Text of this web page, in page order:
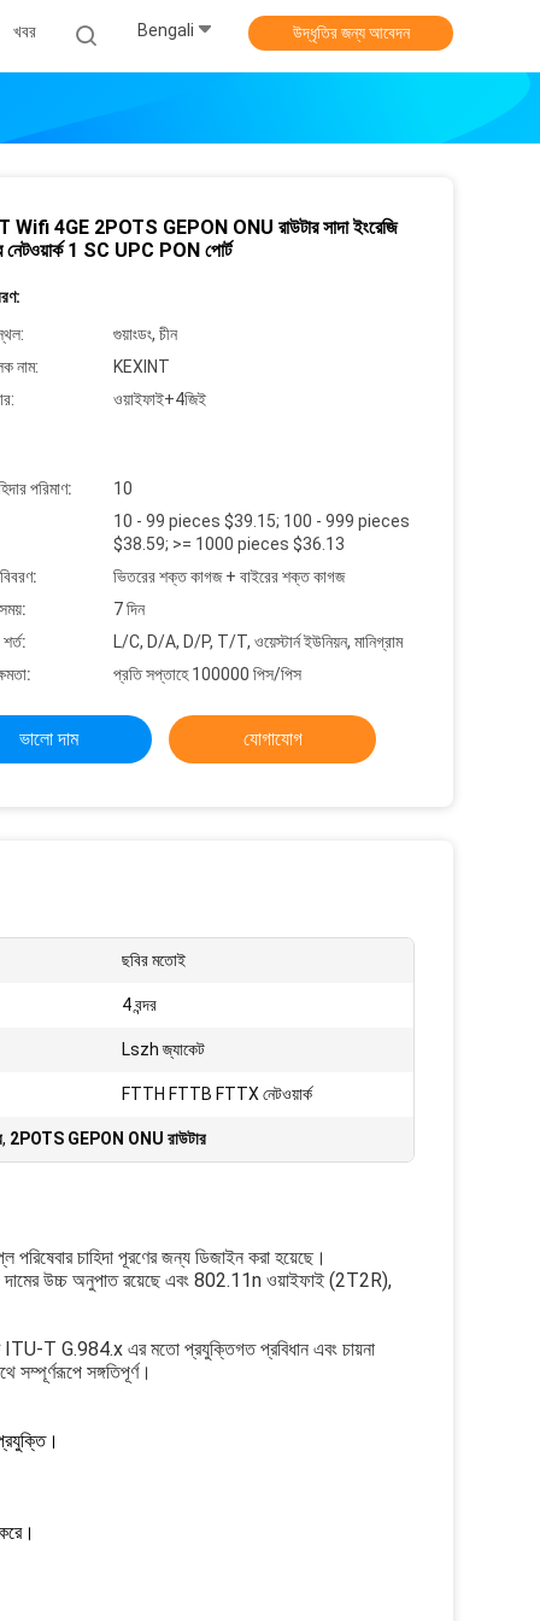
খবর Bengali উদ্ধৃতির জন্য আবেদন
Wifi 4GE 2POTS GEPON ONU রাউটার সাদা ইংরেজি
নেটওয়ার্ক 1 SC UPC PON পোর্ট
গুয়াংডং, চীন
নাম:
KEXINT
ওয়াইফাই+4জিই
পরিমাণ:
10
10 - 99 pieces $39.15; 100 - 999 pieces
$38.59; >= 1000 pieces $36.13
ভিতরের শক্ত কাগজ + বাইরের শক্ত কাগজ
7 দিন
L/C, D/A, D/P, T/T, ওয়েস্টার্ন ইউনিয়ন, মানিগ্রাম
প্রতি সপ্তাহে 100000 পিস/পিস
ভালো দাম যোগাযোগ
ছবির মতোই
4 বন্দর
Lszh জ্যাকেট
FTTH FTTB FTTX নেটওয়ার্ক
, 2POTS GEPON ONU রাউটার
চাহিদা পূরণের জন্য ডিজাইন করা হয়েছে।
দামের উচ্চ অনুপাত রয়েছে এবং 802.11n ওয়াইফাই (2T2R),
ITU-T G.984.x এর মতো প্রযুক্তিগত প্রবিধান এবং চায়না
সঙ্গতিপূর্ণ।